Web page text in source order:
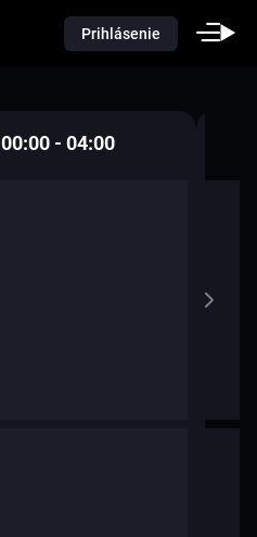
Prihlásenie
00:00 - 04:00